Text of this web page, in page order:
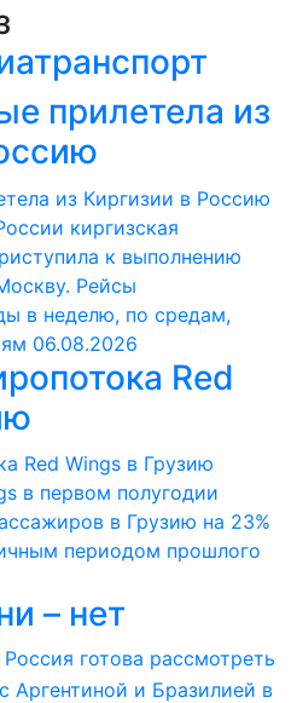
прилетела из
киргизская
к выполнению
Рейсы
в неделю, по средам,
06.08.2026
Red
в первом полугодии
в Грузию на 23%
периодом прошлого
– нет
Россия готова рассмотреть
Аргентиной и Бразилией в